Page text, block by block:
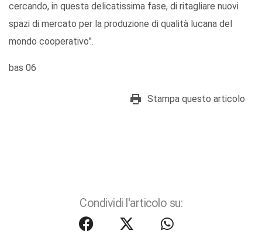
cercando, in questa delicatissima fase, di ritagliare nuovi
spazi di mercato per la produzione di qualità lucana del
mondo cooperativo”.
bas 06
Stampa questo articolo
Condividi l'articolo su: